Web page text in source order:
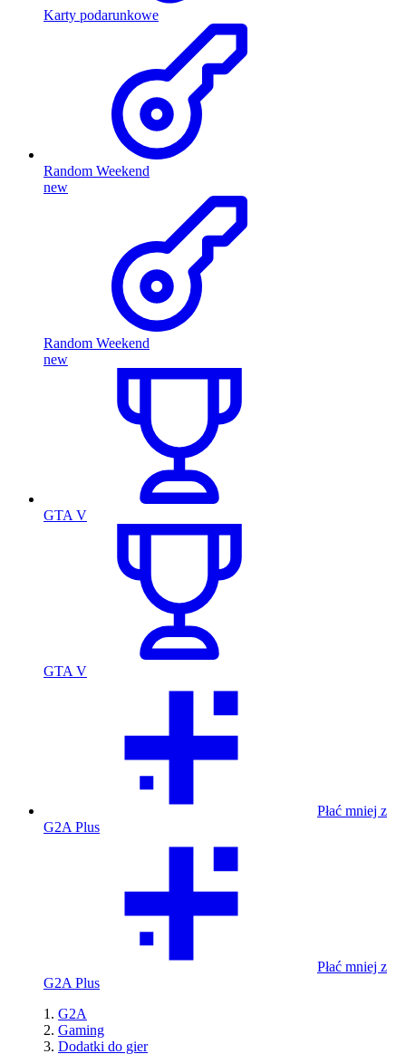
Karty podarunkowe
Random Weekend
new
Random Weekend
new
GTA V
GTA V
Płać mniej z
G2A Plus
Płać mniej z
G2A Plus
G2A
Gaming
Dodatki do gier